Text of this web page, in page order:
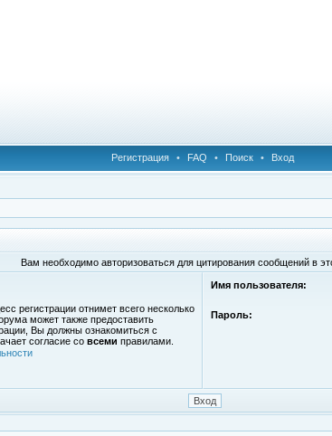
Регистрация • FAQ • Поиск • Вход
Вам необходимо авторизоваться для цитирования сообщений в
регистрации отнимет всего несколько
может также предоставить
Вы должны ознакомиться с
согласие со всеми правилами.
Имя пользователя:
Пароль: